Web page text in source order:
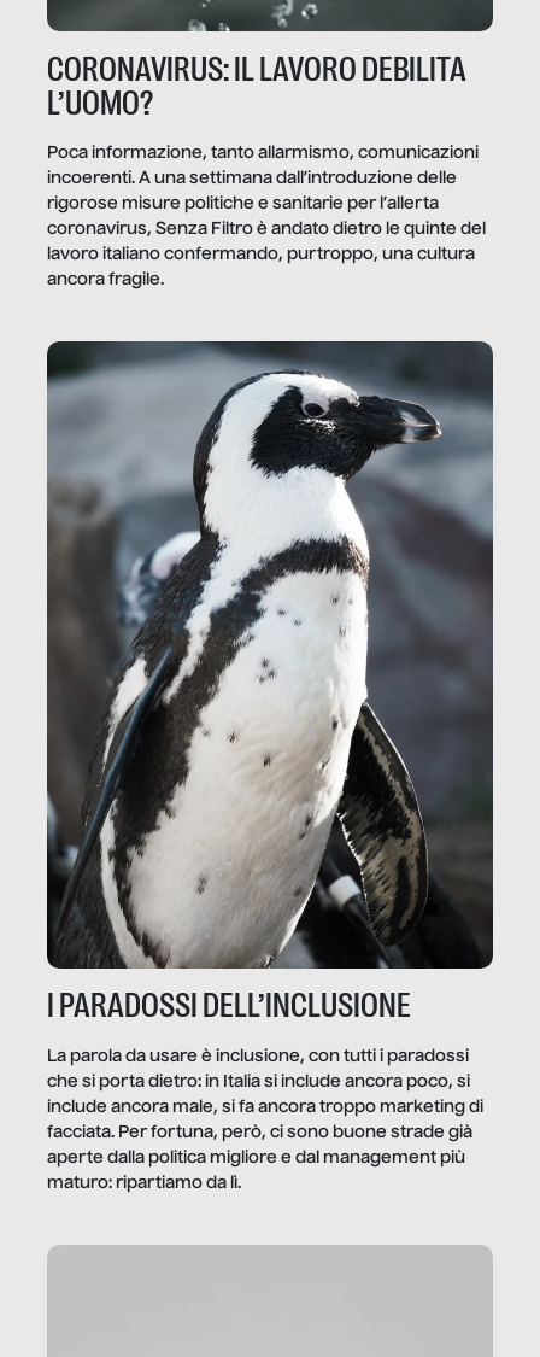
CORONAVIRUS: IL LAVORO DEBILITA
L’UOMO?
Poca informazione, tanto allarmismo, comunicazioni
incoerenti. A una settimana dall’introduzione delle
rigorose misure politiche e sanitarie per l’allerta
coronavirus, Senza Filtro è andato dietro le quinte del
lavoro italiano confermando, purtroppo, una cultura
ancora fragile.
I PARADOSSI DELL’INCLUSIONE
La parola da usare è inclusione, con tutti i paradossi
che si porta dietro: in Italia si include ancora poco, si
include ancora male, si fa ancora troppo marketing di
facciata. Per fortuna, però, ci sono buone strade già
aperte dalla politica migliore e dal management più
maturo: ripartiamo da lì.